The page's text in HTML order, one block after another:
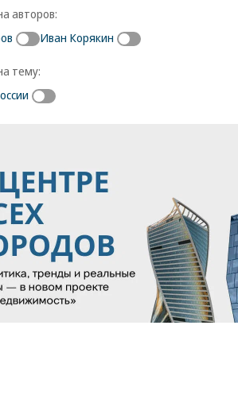
авторов:
Иван Корякин
тему: